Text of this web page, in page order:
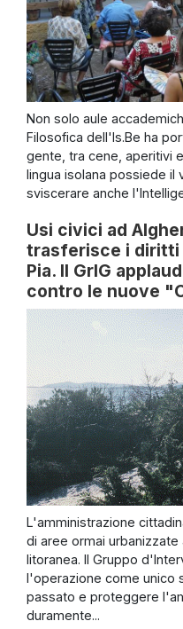
Non solo aule
Filosofica dell'Is.Be ha
gente, tra cene, aperitivi
lingua isolana possiede il
sviscerare anche
Usi civici ad
trasferisce i diritti
Pia. Il GrIG
contro le nuove
L'amministrazione
di aree ormai
litoranea. Il Gruppo
l'operazione come unico
passato e proteggere
duramente...